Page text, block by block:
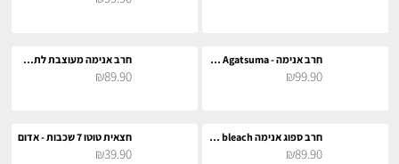
חרב אנימה - Zenitsu Agatsuma לתחפושת וקוספליי
₪99.90
חרב אנימה מעוצבת לתחפושת וקוספליי
₪89.90
חרב ספוג אנימה bleach לתחפושת וקוספליי
₪89.90
חצאית טוטו 7 שכבות - אדום
₪39.90